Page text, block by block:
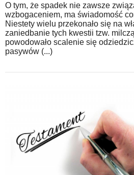
O tym, że spadek nie zawsze
wzbogaceniem, ma świadomość
Niestety wielu przekonało się na
zaniedbanie tych kwestii tzw.
powodowało scalenie się
pasywów (...)